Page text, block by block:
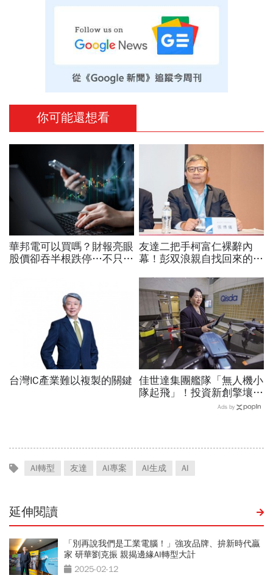
你可能還想看
華邦電可以買嗎？財報亮眼
股價卻吞半根跌停…不只外
友達二把手柯富仁裸辭內
幕！彭双浪親自找回來的接
「落後群創」成最後稻草？
台灣IC產業難以複製的關鍵 佳世達集團艦隊「無人機小
隊起飛」！投資新創擎壤、
翔隆，總座親督軍養大精
Ads by
AI轉型 友達 AI專案 AI生成 AI
延伸閱讀
「別再說我們是工業電腦！」強攻品牌、拚新時代贏
家 研華劉克振 親揭邊緣AI轉型大計
2025-02-12